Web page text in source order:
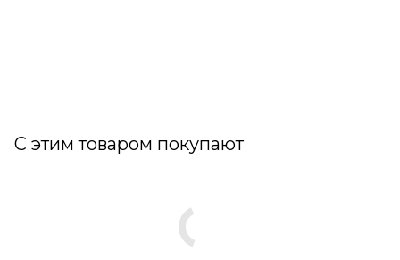
С этим товаром покупают